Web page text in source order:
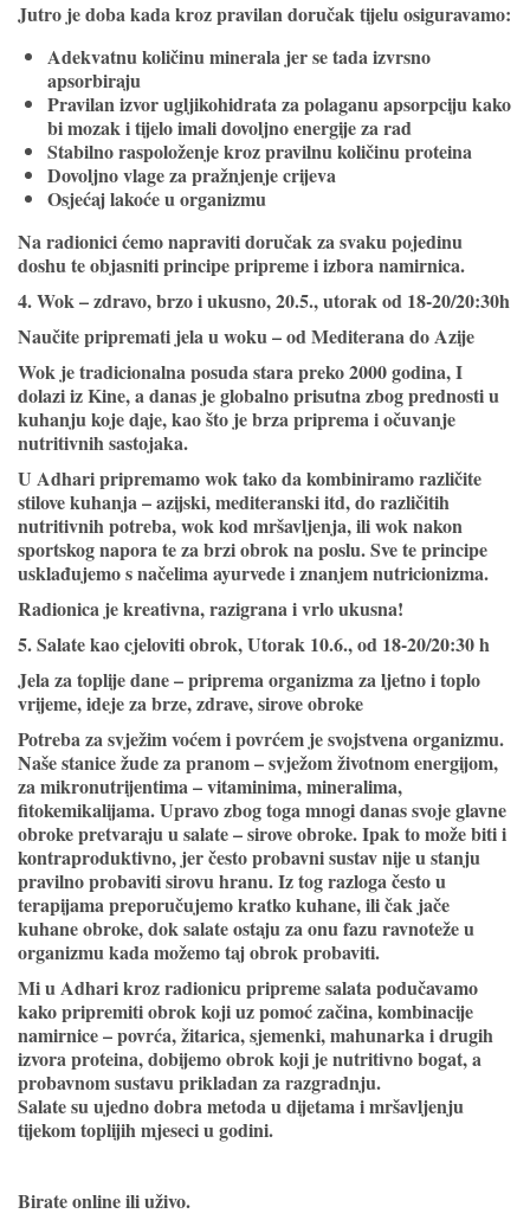
Jutro je doba kada kroz pravilan doručak tijelu osiguravamo:
Adekvatnu količinu minerala jer se tada izvrsno
apsorbiraju
Pravilan izvor ugljikohidrata za polaganu apsorpciju kako
bi mozak i tijelo imali dovoljno energije za rad
Stabilno raspoloženje kroz pravilnu količinu proteina
Dovoljno vlage za pražnjenje crijeva
Osjećaj lakoće u organizmu
Na radionici ćemo napraviti doručak za svaku pojedinu
doshu te objasniti principe pripreme i izbora namirnica.
4. Wok – zdravo, brzo i ukusno, 20.5., utorak od 18-20/20:30h
Naučite pripremati jela u woku – od Mediterana do Azije
Wok je tradicionalna posuda stara preko 2000 godina, I
dolazi iz Kine, a danas je globalno prisutna zbog prednosti u
kuhanju koje daje, kao što je brza priprema i očuvanje
nutritivnih sastojaka.
U Adhari pripremamo wok tako da kombiniramo različite
stilove kuhanja – azijski, mediteranski itd, do različitih
nutritivnih potreba, wok kod mršavljenja, ili wok nakon
sportskog napora te za brzi obrok na poslu. Sve te principe
usklađujemo s načelima ayurvede i znanjem nutricionizma.
Radionica je kreativna, razigrana i vrlo ukusna!
5. Salate kao cjeloviti obrok, Utorak 10.6., od 18-20/20:30 h
Jela za toplije dane – priprema organizma za ljetno i toplo
vrijeme, ideje za brze, zdrave, sirove obroke
Potreba za svježim voćem i povrćem je svojstvena organizmu.
Naše stanice žude za pranom – svježom životnom energijom,
za mikronutrijentima – vitaminima, mineralima,
fitokemikalijama. Upravo zbog toga mnogi danas svoje glavne
obroke pretvaraju u salate – sirove obroke. Ipak to može biti i
kontraproduktivno, jer često probavni sustav nije u stanju
pravilno probaviti sirovu hranu. Iz tog razloga često u
terapijama preporučujemo kratko kuhane, ili čak jače
kuhane obroke, dok salate ostaju za onu fazu ravnoteže u
organizmu kada možemo taj obrok probaviti.
Mi u Adhari kroz radionicu pripreme salata podučavamo
kako pripremiti obrok koji uz pomoć začina, kombinacije
namirnice – povrća, žitarica, sjemenki, mahunarka i drugih
izvora proteina, dobijemo obrok koji je nutritivno bogat, a
probavnom sustavu prikladan za razgradnju.
Salate su ujedno dobra metoda u dijetama i mršavljenju
tijekom toplijih mjeseci u godini.
Birate online ili uživo.